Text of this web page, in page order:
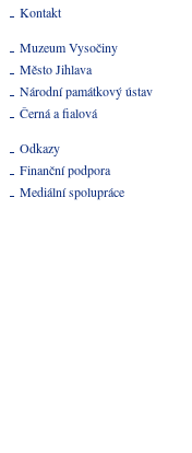
Kontakt
Muzeum Vysočiny
Město Jihlava
Národní památkový ústav
Černá a fialová
Odkazy
Finanční podpora
Mediální spolupráce